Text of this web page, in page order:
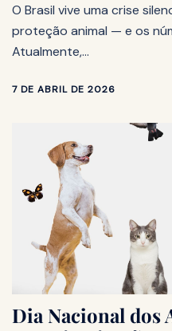
O Brasil vive uma crise
proteção animal — e os
Atualmente,…
7 DE ABRIL DE 2026
Dia Nacional dos